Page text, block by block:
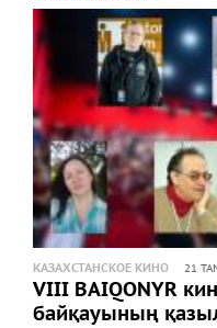
КАЗАХСТАНСКОЕ КИНО 21
VIII BAIQONYR
байқауының